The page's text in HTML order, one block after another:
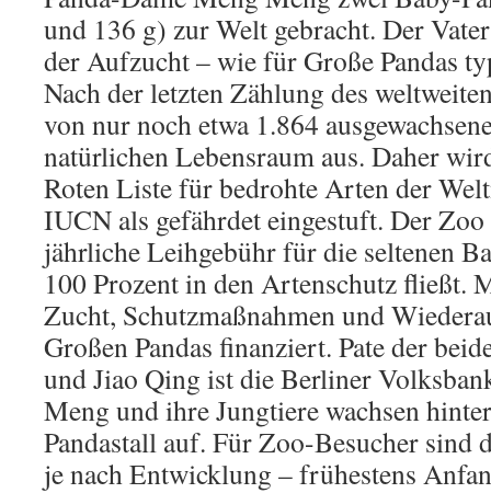
und 136 g) zur Welt gebracht. Der
der Aufzucht – wie für Große Pandas
Nach der letzten Zählung des
von nur noch etwa 1.864
natürlichen Lebensraum aus. Daher
Roten Liste für bedrohte Arten der
IUCN als gefährdet eingestuft. Der
jährliche Leihgebühr für die seltenen
100 Prozent in den Artenschutz fließt.
Zucht, Schutzmaßnahmen und
Großen Pandas finanziert. Pate der
und Jiao Qing ist die Berliner
Meng und ihre Jungtiere wachsen
Pandastall auf. Für Zoo-Besucher sind
je nach Entwicklung – frühestens